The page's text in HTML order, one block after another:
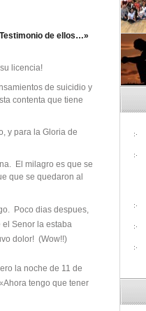
de ellos…»
licencia!
de suicidio y
contenta que tiene
y para la Gloria de
El milagro es que se
que se quedaron al
Poco dias despues,
Senor la estaba
dolor! (Wow!!)
la noche de 11 de
tengo que tener